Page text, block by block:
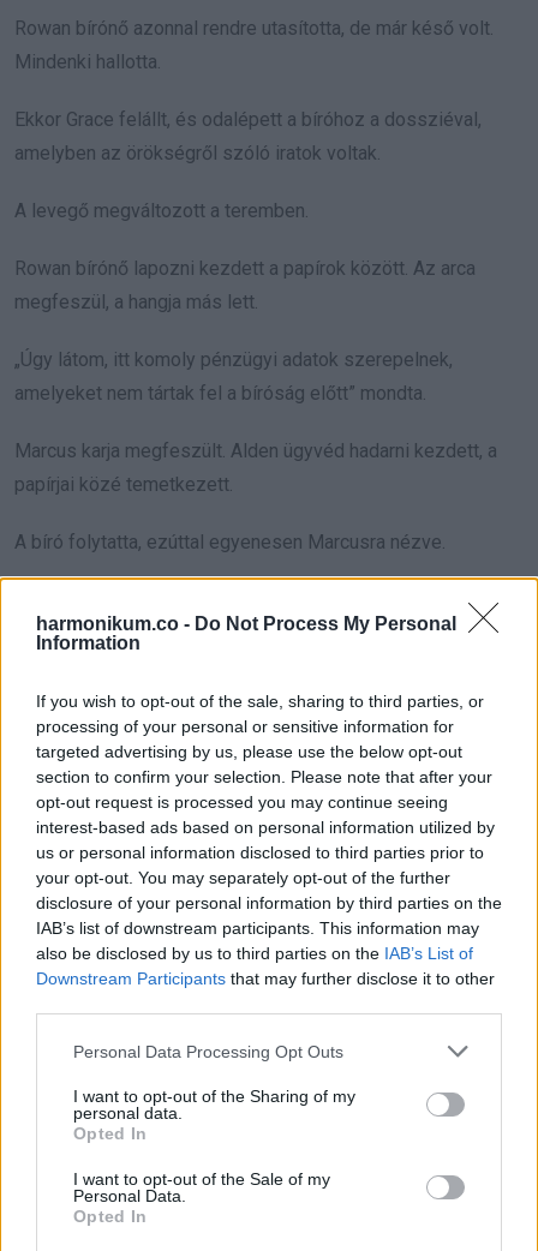
harmonikum.co - Do Not Process My Personal
Information
If you wish to opt-out of the sale, sharing to third parties, or
processing of your personal or sensitive information for
targeted advertising by us, please use the below opt-out
section to confirm your selection. Please note that after your
opt-out request is processed you may continue seeing
interest-based ads based on personal information utilized by
us or personal information disclosed to third parties prior to
your opt-out. You may separately opt-out of the further
disclosure of your personal information by third parties on the
IAB’s list of downstream participants. This information may
also be disclosed by us to third parties on the IAB’s List of
Downstream Participants that may further disclose it to other
Please note that this website/app uses one or more Google
not limited to your visit or usage behaviour. You may click to
grant or deny consent to Google and its third-party tags to
use your data for below specified purposes in below Google
consent section.
Personal Data Processing Opt Outs
I want to opt-out of the Sharing of my
personal data.
Opted In
I want to opt-out of the Sale of my
Personal Data.
Opted In
Rowan bírónő azonnal rendre utasította, de már késő volt.
Mindenki hallotta.
Ekkor Grace felállt, és odalépett a bíróhoz a dossziéval,
amelyben az örökségről szóló iratok voltak.
A levegő megváltozott a teremben.
Rowan bírónő lapozni kezdett a papírok között. Az arca
megfeszül, a hangja más lett.
„Úgy látom, itt komoly pénzügyi adatok szerepelnek,
amelyeket nem tártak fel a bíróság előtt” mondta.
Marcus karja megfeszült. Alden ügyvéd hadarni kezdett, a
papírjai közé temetkezett.
A bíró folytatta, ezúttal egyenesen Marcusra nézve.
„Mr. Hale, a Redfield Urban Developmentnél végzett munkája
során tisztában volt azzal, hogy az a kereskedelmi ingatlan,
bérleti szerződésekkel rendelkezik?”
Marcus pislogott, mintha hirtelen nem látna jól. „Én… nem
tudom, miről beszél.”
A bíró felemelt egy másik iratot.
„Ebben a jelentésben az ön aláírása szerepel, amellyel
jóváhagyta a bérleti díjak utalását ugyanarra az ingatlanra.”
„És az e-mailjei alapján” folytatta a bíró, „ön a felettesével
arról levelezett, hogy a felesége rokonságban állhat az
ingatlan tulajdonosával. Ön megpróbálta felvenni a
beadta volna a válókeresetet.”